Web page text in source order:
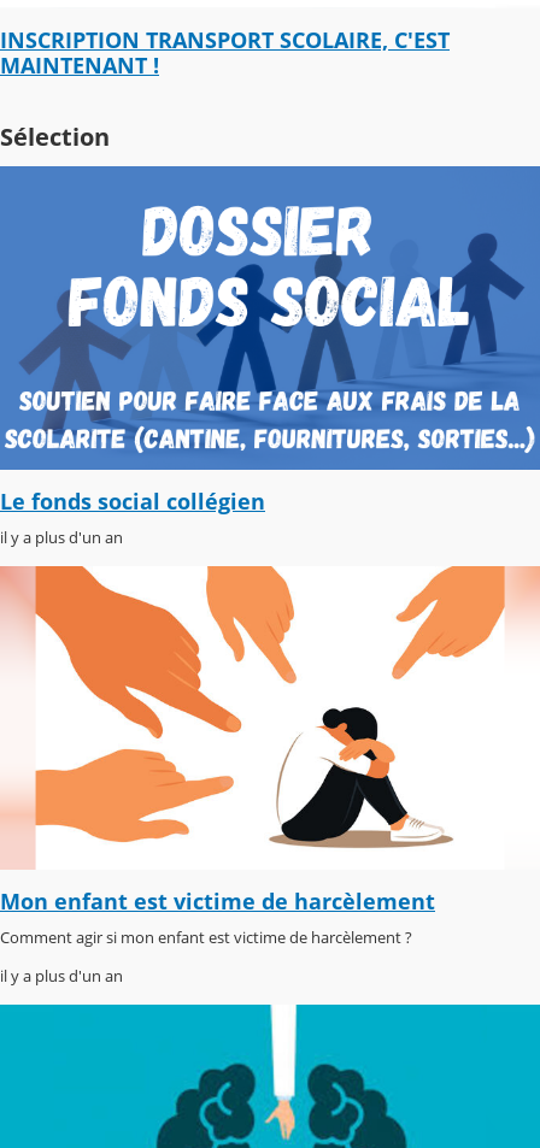
INSCRIPTION TRANSPORT SCOLAIRE, C'EST
MAINTENANT !
Sélection
Le fonds social collégien
il y a plus d'un an
Mon enfant est victime de harcèlement
Comment agir si mon enfant est victime de harcèlement ?
il y a plus d'un an